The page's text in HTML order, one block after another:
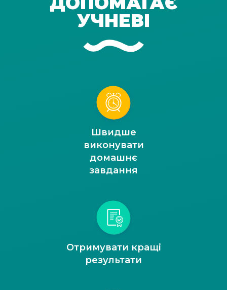
УЧНЕВІ
Швидше
виконувати
домашнє
завдання
Отримувати кращі
результати